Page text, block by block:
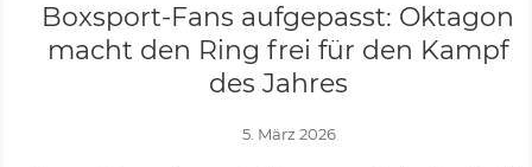
Boxsport-Fans aufgepasst: Oktagon
macht den Ring frei für den Kampf
des Jahres
5. März 2026